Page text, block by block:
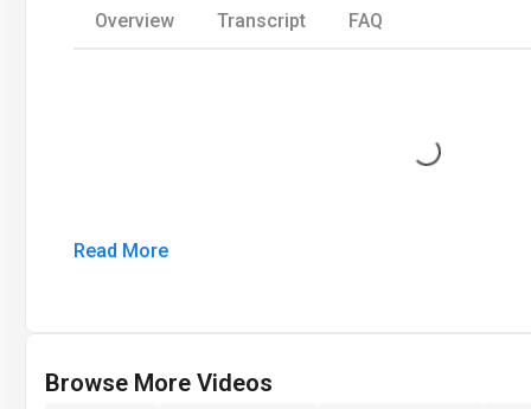
Overview Transcript FAQ
Loading...
Read More
Browse More Videos